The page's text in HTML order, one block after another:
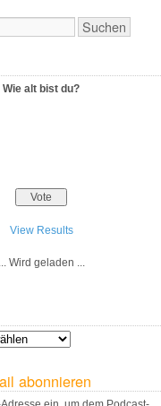
Wie alt bist du?
View Results
Wird geladen ...
abonnieren